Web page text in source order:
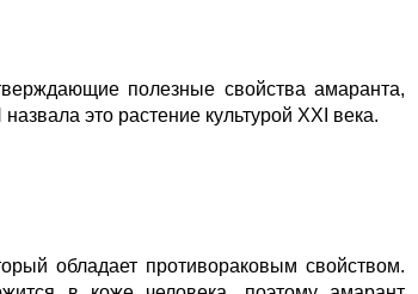
полезные свойства амаранта,
это растение культурой XXI века.
обладает противораковым свойством.